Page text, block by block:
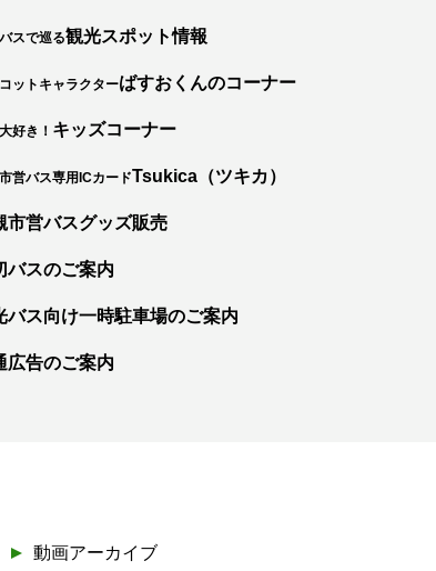
スで巡る観光スポット情報
ットキャラクターばすおくんのコーナー
好き！ キッズコーナー
営バス専用ICカードTsukica（ツキカ）
市営バスグッズ販売
バスのご案内
バス向け一時駐車場のご案内
広告のご案内
動画アーカイブ